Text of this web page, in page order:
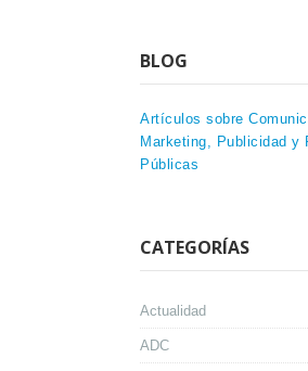
BLOG
Artículos sobre
Marketing, Publicidad y
Públicas
CATEGORÍAS
Actualidad
ADC